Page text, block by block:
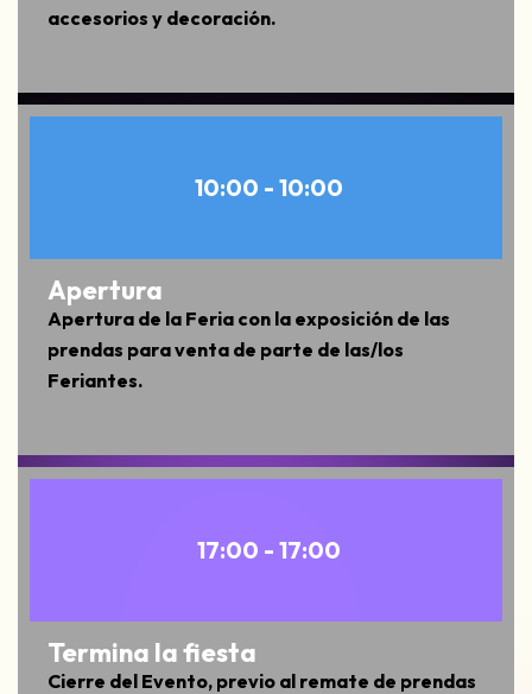
accesorios y decoración.
10:00 - 10:00
Apertura
Apertura de la Feria con la exposición de las
prendas para venta de parte de las/los
Feriantes.
17:00 - 17:00
Termina la fiesta
Cierre del Evento, previo al remate de prendas